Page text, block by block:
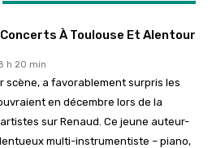
À Toulouse Et Alentour
h 20 min
scène, a favorablement surpris les
en décembre lors de la
sur Renaud. Ce jeune auteur-
multi-instrumentiste – piano,